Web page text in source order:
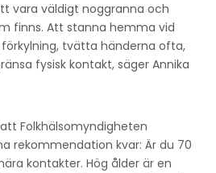
vara väldigt noggranna och
finns. Att stanna hemma vid
tvätta händerna ofta,
fysisk kontakt, säger Annika
Folkhälsomyndigheten
rekommendation kvar: Är du 70
kontakter. Hög ålder är en